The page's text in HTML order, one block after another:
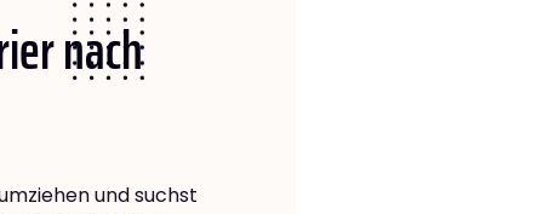
nach
und suchst